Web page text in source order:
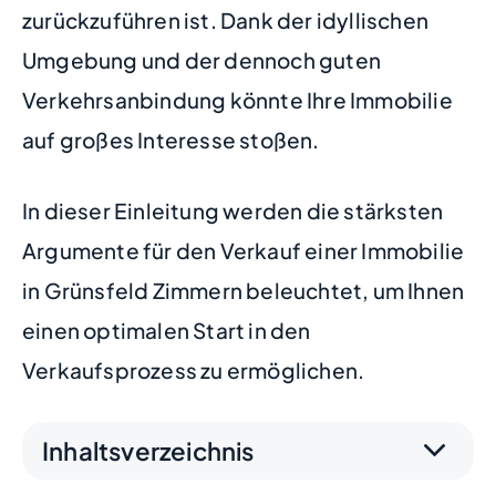
zurückzuführen ist. Dank der idyllischen
Umgebung und der dennoch guten
Verkehrsanbindung könnte Ihre Immobilie
auf großes Interesse stoßen.
In dieser Einleitung werden die stärksten
Argumente für den Verkauf einer Immobilie
in Grünsfeld Zimmern beleuchtet, um Ihnen
einen optimalen Start in den
Verkaufsprozess zu ermöglichen.
Inhaltsverzeichnis